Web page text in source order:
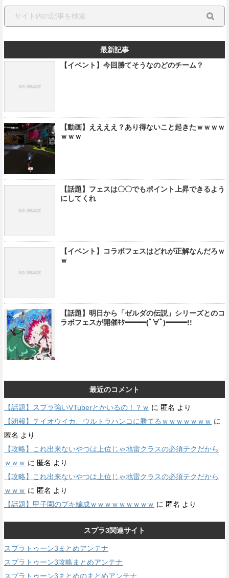
最新記事
【イベント】今回勝てそうなのどのチーム？
【動画】ええええ？あり得ないこと起きたｗｗｗｗ
ｗｗｗ
【話題】フェスは〇〇でもポイント上昇できるよう
にしてくれ
【イベント】コラボフェスはどれが正解なんだろｗ
ｗ
【話題】明日から「ゼルダの伝説」シリーズとのコ
ラボフェスが開催ｷﾀ━━━(ﾟ∀ﾟ)━━━!!
最近のコメント
【話題】スプラ強いVTuberとかいるの！？ｗ に 匿名 より
【朗報】テイオウイカ、ウルトラハンコに勝てるｗｗｗｗｗｗｗ に
匿名 より
【攻略】これ出来ないやつは上位じゃ地雷クラスの必須テクだから
ｗｗｗ に 匿名 より
【攻略】これ出来ないやつは上位じゃ地雷クラスの必須テクだから
ｗｗｗ に 匿名 より
【話題】甲子園のブキ編成ｗｗｗｗｗｗｗｗｗ に 匿名 より
スプラ3関連サイト
スプラトゥーン3まとめアンテナ
スプラトゥーン3攻略まとめアンテナ
スプラトゥーン3まとめのまとめアンテナ